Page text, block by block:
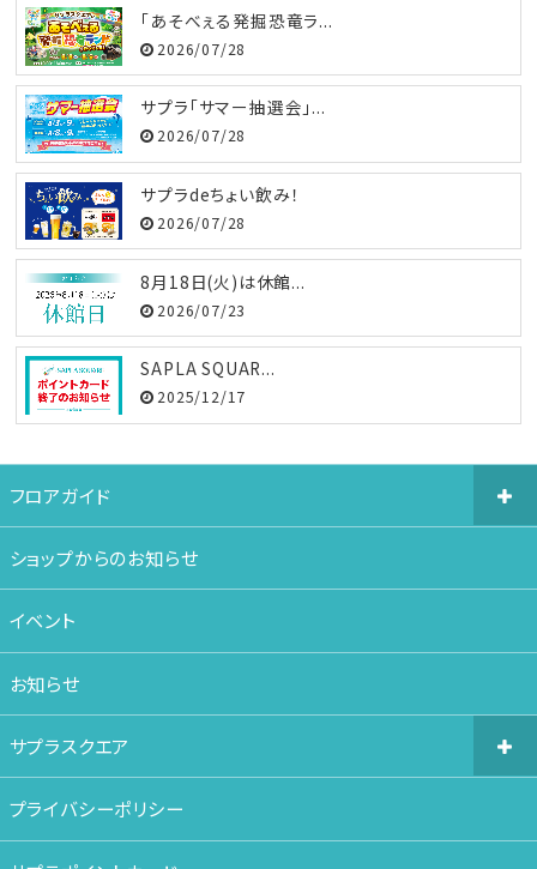
「あそべぇる発掘恐竜ラ...
2026/07/28
サプラ「サマー抽選会」...
2026/07/28
サプラdeちょい飲み！
2026/07/28
8月18日(火)は休館...
2026/07/23
SAPLA SQUAR...
2025/12/17
フロアガイド
ショップからのお知らせ
イベント
お知らせ
サプラスクエア
プライバシーポリシー